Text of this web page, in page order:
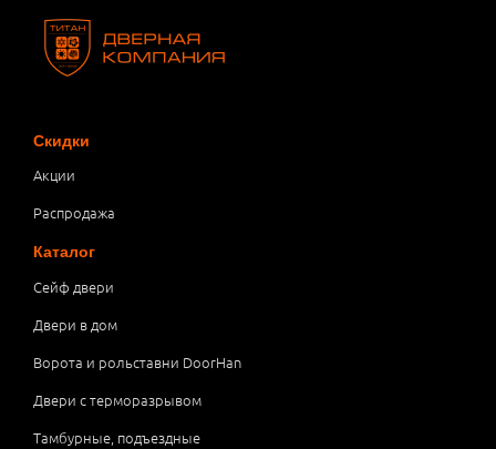
Скидки
Акции
Распродажа
Каталог
Сейф двери
Двери в дом
Ворота и рольставни DoorHan
Двери с терморазрывом
Тамбурные, подъездные